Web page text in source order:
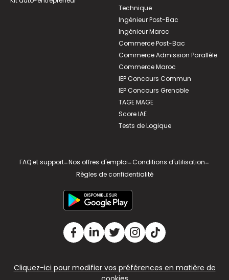
Technique
Ingénieur Post-Bac
Ingénieur Maroc
Commerce Post-Bac
Commerce Admission Parallèle
Commerce Maroc
IEP Concours Commun
IEP Concours Grenoble
TAGE MAGE
Score IAE
Tests de Logique
FAQ et support-Nos offres d'emploi-Conditions d'utilisation-
Règles de confidentialité
Cliquez-ici pour modifier vos préférences en matière de